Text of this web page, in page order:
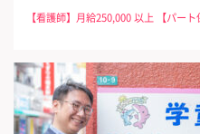
【看護師】月給250,000 以上 【パー